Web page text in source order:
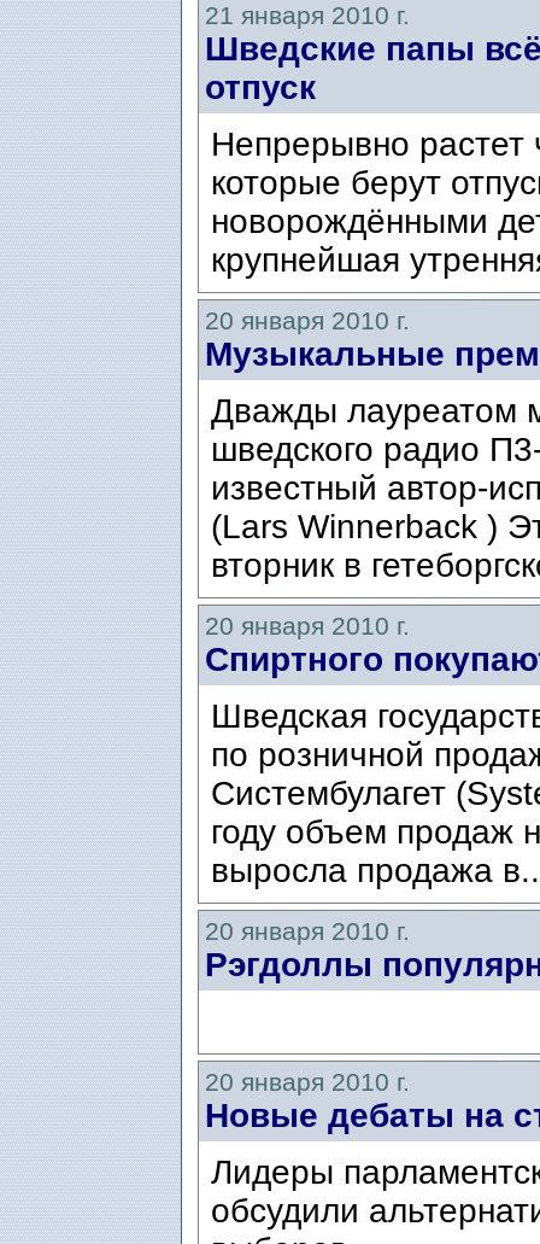
21 января 2010 г.
Шведские папы
отпуск
Непрерывно растет
которые берут
новорождёнными
крупнейшая
20 января 2010 г.
Музыкальные
Дважды лауреатом
шведского радио
известный автор-
(Lars Winnerback )
вторник в
20 января 2010 г.
Спиртного
Шведская
по розничной
Систембулагет
году объем продаж
выросла продажа
20 января 2010 г.
Рэгдоллы
20 января 2010 г.
Новые дебаты на
Лидеры
обсудили